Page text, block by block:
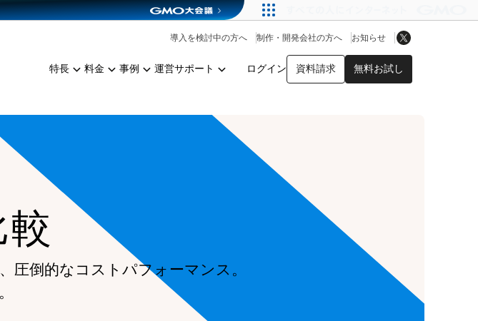
特長 料金 事例 運営サポート ログイン 資料請求 無料お試し
導入を検討中の方へ 制作・開発会社の方へ お知らせ
雑貨販売 アプリストア
料金シミュレーション
コミュニティイベントCarty
圧倒的なコストパフォーマンス。